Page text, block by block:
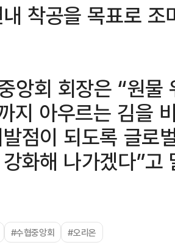
착공을 목표로
앙회 회장은 “원물
지 아우르는 김을
점이 되도록 글로
화해 나가겠다”고
#수협중앙회 #오리온